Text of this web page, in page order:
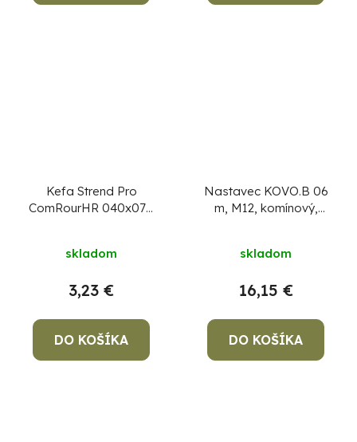
Kefa Strend Pro
ComRourHR 040x070
čistenie komína
skladom
3,23 €
DO KOŠÍKA
Nastavec KOVO.B 06
m, M12, komínový,
skladom
16,15 €
DO KOŠÍKA